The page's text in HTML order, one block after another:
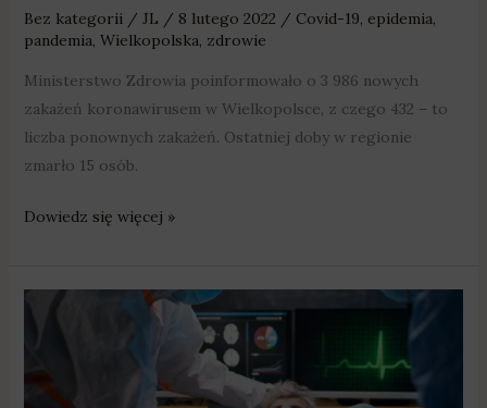
Bez kategorii/ JL / 8 lutego 2022 / Covid-19, epidemia,
pandemia, Wielkopolska, zdrowie
Ministerstwo Zdrowia poinformowało o 3 986 nowych
zakażeń koronawirusem w Wielkopolsce, z czego 432 – to
liczba ponownych zakażeń. Ostatniej doby w regionie
zmarło 15 osób.
Dowiedz się więcej »
w